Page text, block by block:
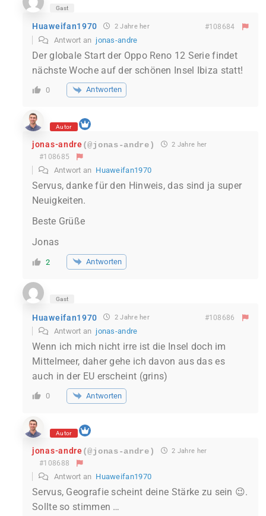
Gast
Huaweifan1970 2 Jahre her #108684
Antwort an jonas-andre
Der globale Start der Oppo Reno 12 Serie findet
nächste Woche auf der schönen Insel Ibiza statt!
0 Antworten
Autor
jonas-andre(@jonas-andre) 2 Jahre her
#108685
Antwort an Huaweifan1970
Servus, danke für den Hinweis, das sind ja super
Neuigkeiten.
Beste Grüße
Jonas
2 Antworten
Gast
Huaweifan1970 2 Jahre her #108686
Antwort an jonas-andre
Wenn ich mich nicht irre ist die Insel doch im
Mittelmeer, daher gehe ich davon aus das es
auch in der EU erscheint (grins)
0 Antworten
Autor
jonas-andre(@jonas-andre) 2 Jahre her
#108688
Antwort an Huaweifan1970
Servus, Geografie scheint deine Stärke zu sein 😉.
Sollte so stimmen …